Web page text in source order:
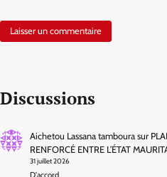
Discussions
Aichetou Lassana tambourasur
RENFORCÉ ENTRE L’ÉTAT
31 juillet 2026
D'accord